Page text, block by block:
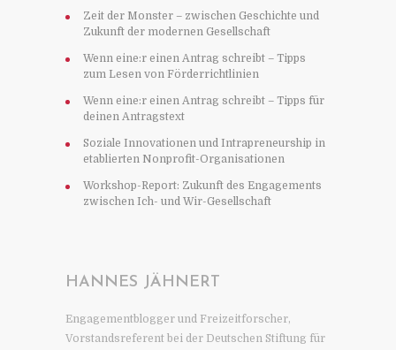
Zeit der Monster – zwischen Geschichte und
Zukunft der modernen Gesellschaft
Wenn eine:r einen Antrag schreibt – Tipps
zum Lesen von Förderrichtlinien
Wenn eine:r einen Antrag schreibt – Tipps für
deinen Antragstext
Soziale Innovationen und Intrapreneurship in
etablierten Nonprofit-Organisationen
Workshop-Report: Zukunft des Engagements
zwischen Ich- und Wir-Gesellschaft
HANNES JÄHNERT
Engagementblogger und Freizeitforscher,
Vorstandsreferent bei der Deutschen Stiftung für